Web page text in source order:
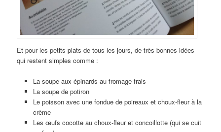
Et pour les petits plats de tous les jours, de très bonnes idées
qui restent simples comme :
La soupe aux épinards au fromage frais
La soupe de potiron
Le poisson avec une fondue de poireaux et choux-fleur à la
crème
Les œufs cocotte au choux-fleur et concoillotte (qui se cuit